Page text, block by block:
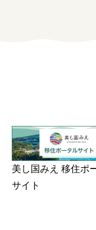
美し国みえ 移住ポ
サイト